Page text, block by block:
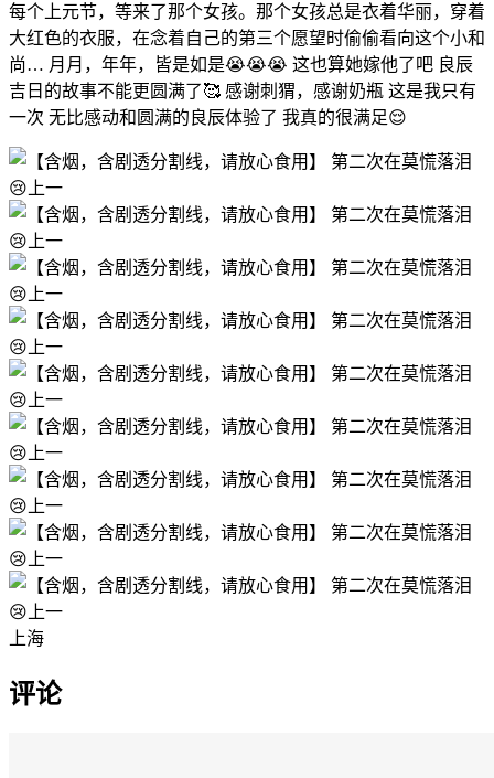
每个上元节，等来了那个女孩。那个女孩总是衣着华丽，穿着
大红色的衣服，在念着自己的第三个愿望时偷偷看向这个小和
尚… 月月，年年，皆是如是😭😭😭 这也算她嫁他了吧 良辰
吉日的故事不能更圆满了🥰 感谢刺猬，感谢奶瓶 这是我只有
一次 无比感动和圆满的良辰体验了 我真的很满足😌
上海
评论